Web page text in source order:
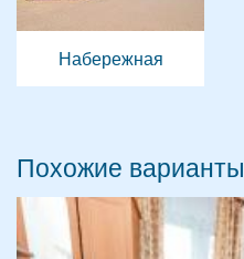
Набережная
Похожие варианты